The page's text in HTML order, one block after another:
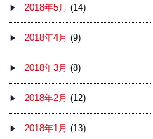
2018年5月 (14)
2018年4月 (9)
2018年3月 (8)
2018年2月 (12)
2018年1月 (13)